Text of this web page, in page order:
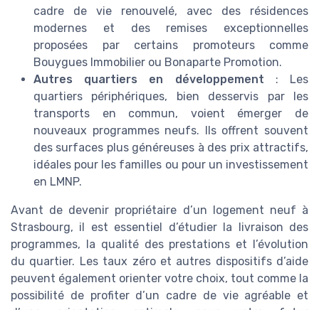
cadre de vie renouvelé, avec des résidences
modernes et des remises exceptionnelles
proposées par certains promoteurs comme
Bouygues Immobilier ou Bonaparte Promotion.
Autres quartiers en développement : Les
quartiers périphériques, bien desservis par les
transports en commun, voient émerger de
nouveaux programmes neufs. Ils offrent souvent
des surfaces plus généreuses à des prix attractifs,
idéales pour les familles ou pour un investissement
en LMNP.
Avant de devenir propriétaire d’un logement neuf à
Strasbourg, il est essentiel d’étudier la livraison des
programmes, la qualité des prestations et l’évolution
du quartier. Les taux zéro et autres dispositifs d’aide
peuvent également orienter votre choix, tout comme la
possibilité de profiter d’un cadre de vie agréable et